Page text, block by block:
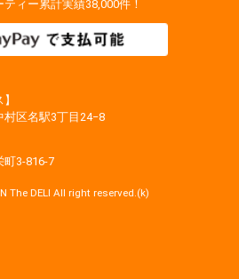
ィー累計実績38,000件！
区名駅3丁目24−8
3‐816‐7
The DELI All right reserved.(k)